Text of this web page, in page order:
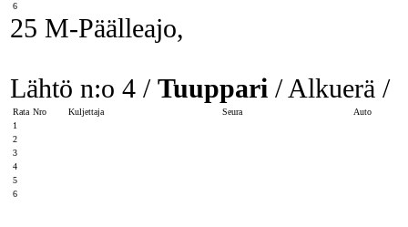
6
25 M-Päälleajo,
Lähtö n:o 4 / Tuuppari / Alkuerä /
Rata Nro Kuljettaja Seura
Auto
1
2
3
4
5
6